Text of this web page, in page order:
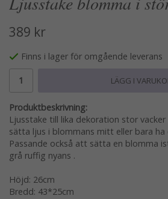
389 kr
Finns i lager för omgående leverans
LÄGG I
Produktbeskrivning:
Ljusstake till lika dekoration stor
sätta ljus i blommans mitt eller bara ha
Passande också att sätta en blomma
grå ruffig nyans .
Höjd: 26cm
Bredd: 43*25cm